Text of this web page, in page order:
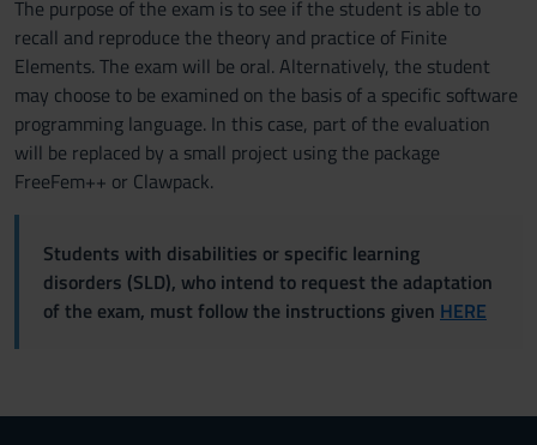
The purpose of the exam is to see if the student is able to
recall and reproduce the theory and practice of Finite
Elements. The exam will be oral. Alternatively, the student
may choose to be examined on the basis of a specific software
programming language. In this case, part of the evaluation
will be replaced by a small project using the package
FreeFem++ or Clawpack.
Students with disabilities or specific learning
disorders (SLD), who intend to request the adaptation
of the exam, must follow the instructions given HERE